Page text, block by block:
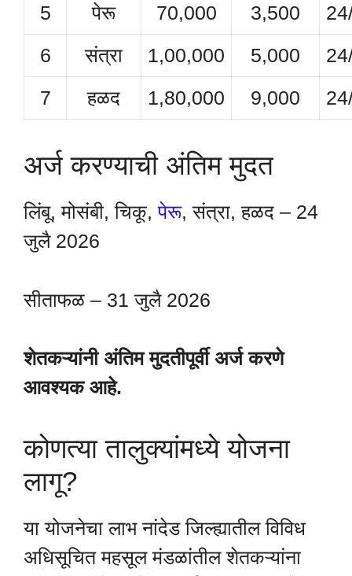
5
पेरू 70,000 3,500
6
संत्रा 1,00,000 5,000
7
हळद 1,80,000 9,000
अर्ज करण्याची अंतिम मुदत
लिंबू, मोसंबी, चिकू,पेरू, संत्रा, हळद – 24
जुलै 2026
सीताफळ – 31 जुलै 2026
शेतकऱ्यांनी अंतिम मुदतीपूर्वी अर्ज करणे
आवश्यक आहे.
कोणत्या तालुक्यांमध्ये योजना
लागू?
या योजनेचा लाभ नांदेड जिल्ह्यातील विविध
अधिसूचित महसूल मंडळांतील शेतकऱ्यांना